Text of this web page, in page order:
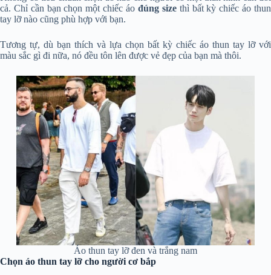
cả. Chỉ cần bạn chọn một chiếc áo đúng sizethì bất kỳ chiếc áo thun
tay lỡ nào cũng phù hợp với bạn.
Tương tự, dù bạn thích và lựa chọn bất kỳ chiếc áo thun tay lỡ với
màu sắc gì đi nữa, nó đều tôn lên được vẻ đẹp của bạn mà thôi.
Áo thun tay lỡ đen và trắng nam
Chọn áo thun tay lỡ cho người cơ bắp